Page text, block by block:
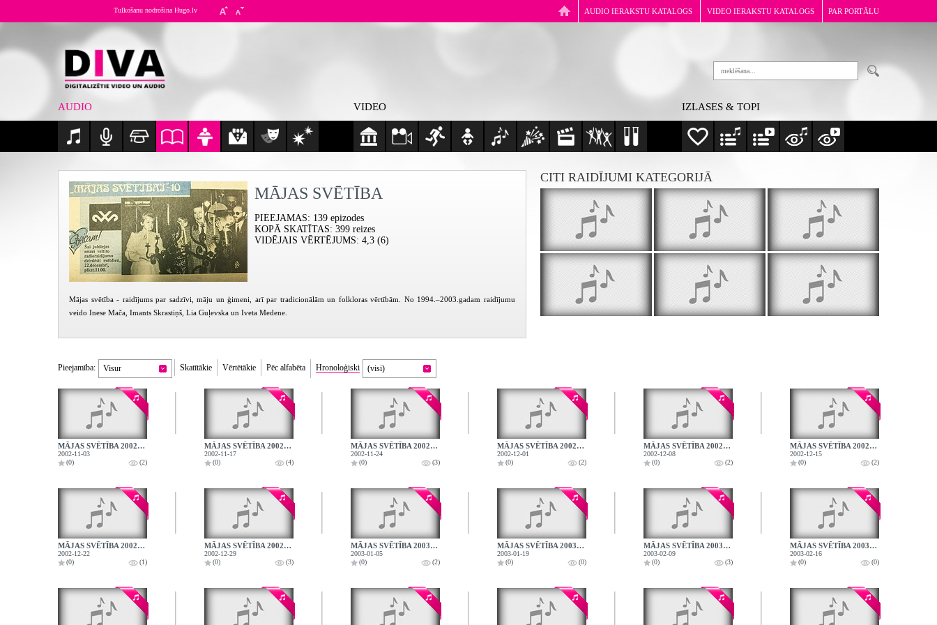
AUDIO IERAKSTU KATALOGS VIDEO IERAKSTU KATALOGS PAR PORTĀLU
Tulkošanu nodrošina Hugo.lv
AUDIO VIDEO IZLASES & TOPI
MĀJAS SVĒTĪBA
PIEEJAMAS: 139 epizodes
KOPĀ SKATĪTAS: 399 reizes
VIDĒJAIS VĒRTĒJUMS: 4,3 (6)
Mājas svētība - raidījums par sadzīvi, māju un ģimeni, arī par tradicionālām un folkloras vērtībām. No 1994.–2003.gadam raidījumu
veido Inese Mača, Imants Skrastiņš, Lia Guļevska un Iveta Medene.
CITI RAIDĪJUMI KATEGORIJĀ
Pieejamība: Visur Skatītākie Vērtētākie Pēc alfabēta Hronoloģiski (visi)
MĀJAS SVĒTĪBA 2002.11.03.
2002-11-03
(0)
(2)
MĀJAS SVĒTĪBA 2002.11.17.
2002-11-17
(0)
(4)
MĀJAS SVĒTĪBA 2002.11.24.
2002-11-24
(0)
(3)
MĀJAS SVĒTĪBA 2002.12.01.
2002-12-01
(0)
(2)
MĀJAS SVĒTĪBA 2002.12.08.
2002-12-08
(0)
(2)
MĀJAS SVĒTĪBA 2002.12.15.
2002-12-15
(0)
(2)
MĀJAS SVĒTĪBA 2002.12.22.
2002-12-22
(0)
(1)
MĀJAS SVĒTĪBA 2002.12.29.
2002-12-29
(0)
(3)
MĀJAS SVĒTĪBA 2003.01.05.
2003-01-05
(0)
(2)
MĀJAS SVĒTĪBA 2003.01.19.
2003-01-19
(0)
(0)
MĀJAS SVĒTĪBA 2003.02.09.
2003-02-09
(0)
(3)
MĀJAS SVĒTĪBA 2003.02.16.
2003-02-16
(0)
(0)